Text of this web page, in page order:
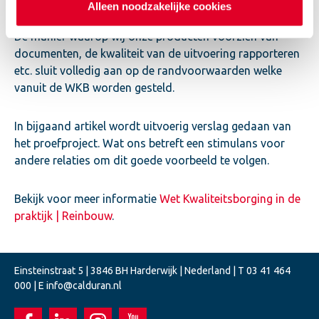
Alleen noodzakelijke cookies
De manier waarop wij onze producten voorzien van
documenten, de kwaliteit van de uitvoering rapporteren
etc. sluit volledig aan op de randvoorwaarden welke
vanuit de WKB worden gesteld.
In bijgaand artikel wordt uitvoerig verslag gedaan van
het proefproject. Wat ons betreft een stimulans voor
andere relaties om dit goede voorbeeld te volgen.
Bekijk voor meer informatie Wet Kwaliteitsborging in de
praktijk | Reinbouw.
Einsteinstraat 5 | 3846 BH Harderwijk | Nederland | T 03 41 464
000 | E info@calduran.nl